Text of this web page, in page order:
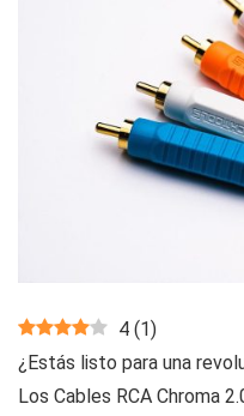
4 (1)
¿Estás listo para una
Los Cables RCA Chroma